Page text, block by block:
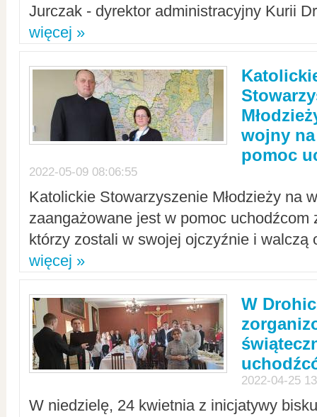
Jurczak - dyrektor administracyjny Kurii
więcej »
wojny
pomoc
2022-05-09 08:06:55
Katolickie Stowarzyszenie Młodzieży na
zaangażowane jest w pomoc uchodźcom
którzy zostali w swojej ojczyźnie i walczą
więcej »
W
2022-04-25
W niedzielę, 24 kwietnia z inicjatywy